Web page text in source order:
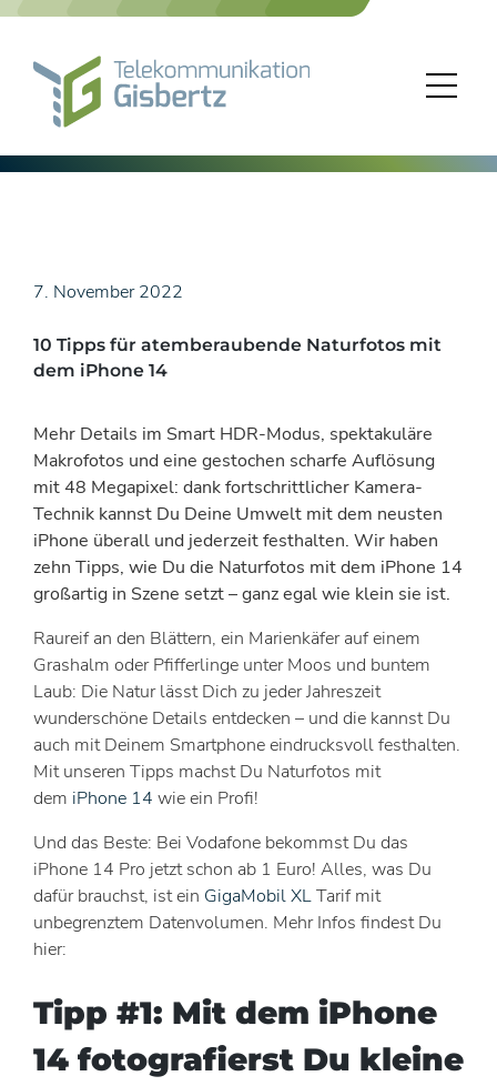
Skip
7. November 2022
10 Tipps für atemberaubende Naturfotos mit
dem iPhone 14
Mehr Details im Smart HDR-Modus, spektakuläre
Makrofotos und eine gestochen scharfe Auflösung
mit 48 Megapixel: dank fortschrittlicher Kamera-
Technik kannst Du Deine Umwelt mit dem neusten
iPhone überall und jederzeit festhalten. Wir haben
zehn Tipps, wie Du die Naturfotos mit dem iPhone 14
großartig in Szene setzt – ganz egal wie klein sie ist.
Raureif an den Blättern, ein Marienkäfer auf einem
Grashalm oder Pfifferlinge unter Moos und buntem
Laub: Die Natur lässt Dich zu jeder Jahreszeit
wunderschöne Details entdecken – und die kannst Du
auch mit Deinem Smartphone eindrucksvoll festhalten.
Mit unseren Tipps machst Du Naturfotos mit
dem iPhone 14 wie ein Profi!
Und das Beste: Bei Vodafone bekommst Du das
iPhone 14 Pro jetzt schon ab 1 Euro! Alles, was Du
dafür brauchst, ist ein GigaMobil XLTarif mit
unbegrenztem Datenvolumen. Mehr Infos findest Du
hier:
Tipp #1: Mit dem iPhone
14 fotografierst Du kleine